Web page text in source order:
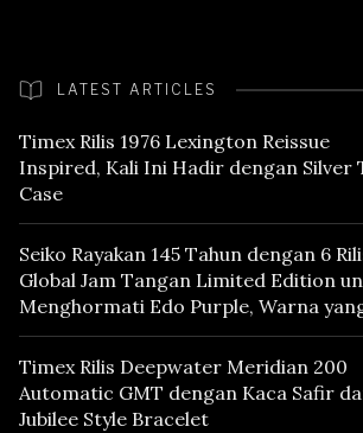
LATEST ARTICLES
Timex Rilis 1976 Lexington Reissue
Inspired, Kali Ini Hadir dengan Silver
Case
Seiko Rayakan 145 Tahun dengan 6
Global Jam Tangan Limited Edition
Menghormati Edo Purple, Warna
Mencerminkan Warisan Tokyo
Timex Rilis Deepwater Meridian 200
Automatic GMT dengan Kaca Safir
Jubilee Style Bracelet